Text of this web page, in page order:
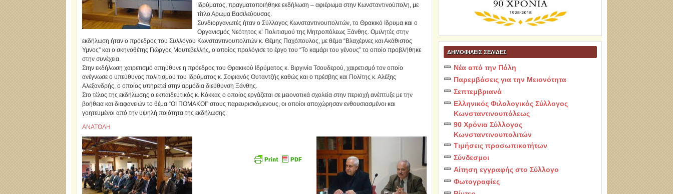
Ιδρύματος, πραγματοποιήθηκε εκδήλωση – αφιέρωμα στην Κωνσταντινούπολη, με
τίτλο Αρωμα Βασιλεύουσας.
Συνδιοργανωτές ήταν ο Σύλλογος Κωνσταντινουπολιτών, το Θρακικό Ιδρυμα και ο
Οργανισμός Νεότητος κ’ Πολιτισμού της Μητροπόλεως Ξάνθης. Ομιλητές στην
εκδήλωση ήταν ο πρόεδρος του Συλλόγου Κωνσταντινουπολιτών κ. Θέμης Παχόπουλος, με θέμα “Βλαχέρνες και Ακάθιστος
Υμνος” και ο σκηνοθέτης Γιώργος Μουτεβελλής, ο οποίος προλόγισε το έργο του “Το καμάρι του γένους” το οποίο προβλήθηκε
στην συνέχεια.
Στην εκδήλωση χαιρετισμό απηύθυνε η πρόεδρος του Θρακικού Ιδρύματος κ. Βιργινία Τσουδερού, χαιρετισμό τον οποίο
ανέγνωσε ο υπεύθυνος πολιτισμού του Ιδρύματος κ. Σοφιανός Ουταντζής καθώς και ο πρέσβης και Πολίτης κ. Αλέξης
Αλεξανδρής, ο οποίος υπηρετεί στην αρμόδια διεύθυνση Ξάνθης.
Στο τέλος της εκδήλωσης ο εκπαιδευτικός κ. Κόκκας ο οποίος εργάζεται σε μειονοτικά σχολεία στην περιοχή ανέπτυξε με την
βοήθεια και διαφανειών το θέμα “ΟΙ ΠΟΜΑΚΟΙ” στους παρευρισκόμενους, οι οποίοι αποχώρησαν ενθουσιασμένοι και
γοητευμένοι από την υψηλή ποιότητα της εκδήλωσης.
ΑΝΑΤΟΛΗ
ΔΗΜΟΦΙΛΕΙΣ ΣΕΛΙΔΕΣ
Νέα από την Πόλη
Παρεμβάσεις για την Μειονότητα
Σεπτεμβριανά
Ελληνικός Φιλολογικός Σύλλογος
Κωνσταντινουπόλεως
90 Χρόνια Σύλλογος
Κωνσταντινουπολιτών
Τιμήσεις προσωπικοτήτων
Σύνδεσμοι
Αίτηση εγγραφής στο Σύλλογο
Φωτογραφίες